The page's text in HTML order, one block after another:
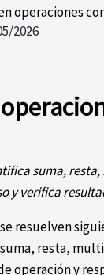
operaciones
2026
suma,
y verifica
se resuelven
resta,
operación y